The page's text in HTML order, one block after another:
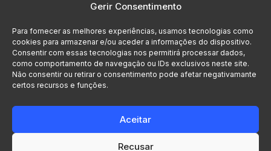
Gerir Consentimento
Para fornecer as melhores experiências, usamos tecnologias como
cookies para armazenar e/ou aceder a informações do dispositivo.
Consentir com essas tecnologias nos permitirá processar dados,
como comportamento de navegação ou IDs exclusivos neste site.
Não consentir ou retirar o consentimento pode afetar negativamante
certos recursos e funções.
Aceitar
Recusar
© 2026 Voxsys, Lda. Todos os direitos